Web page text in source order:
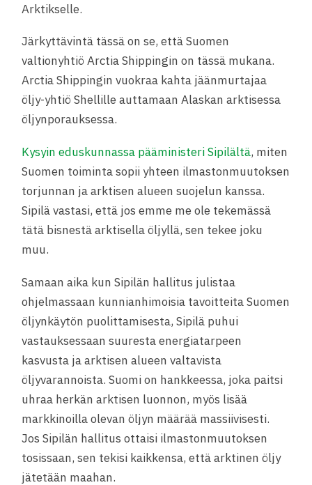
Arktikselle.
Järkyttävintä tässä on se, että Suomen
valtionyhtiö Arctia Shippingin on tässä mukana.
Arctia Shippingin vuokraa kahta jäänmurtajaa
öljy-yhtiö Shellille auttamaan Alaskan arktisessa
öljynporauksessa.
Kysyin eduskunnassa pääministeri Sipilältä, miten
Suomen toiminta sopii yhteen ilmastonmuutoksen
torjunnan ja arktisen alueen suojelun kanssa.
Sipilä vastasi, että jos emme me ole tekemässä
tätä bisnestä arktisella öljyllä, sen tekee joku
muu.
Samaan aika kun Sipilän hallitus julistaa
ohjelmassaan kunnianhimoisia tavoitteita Suomen
öljynkäytön puolittamisesta, Sipilä puhui
vastauksessaan suuresta energiatarpeen
kasvusta ja arktisen alueen valtavista
öljyvarannoista. Suomi on hankkeessa, joka paitsi
uhraa herkän arktisen luonnon, myös lisää
markkinoilla olevan öljyn määrää massiivisesti.
Jos Sipilän hallitus ottaisi ilmastonmuutoksen
tosissaan, sen tekisi kaikkensa, että arktinen öljy
jätetään maahan.